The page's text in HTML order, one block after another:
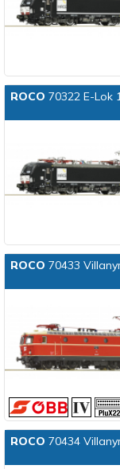
ROCO 70322 E-Lok
ROCO 70433
ROCO 70434